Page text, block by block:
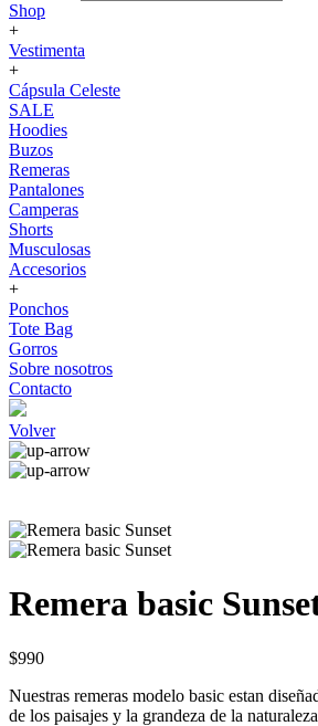
Shop
+
Vestimenta
+
Cápsula Celeste
SALE
Hoodies
Buzos
Remeras
Pantalones
Camperas
Shorts
Musculosas
Accesorios
+
Ponchos
Tote Bag
Gorros
Sobre nosotros
Contacto
Volver
Remera basic
$990
Nuestras remeras modelo basic estan
de los paisajes y la grandeza de la